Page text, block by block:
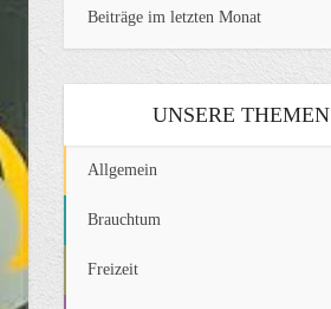
Beiträge im letzten Monat
UNSERE THEMEN
Allgemein
Brauchtum
Freizeit